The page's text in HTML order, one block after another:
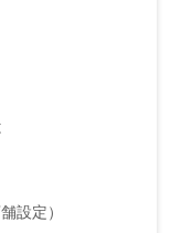
設定）